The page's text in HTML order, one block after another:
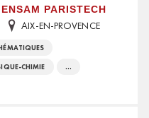
ENSAM PARISTECH
AIX-EN-PROVENCE
CHIMIE ...